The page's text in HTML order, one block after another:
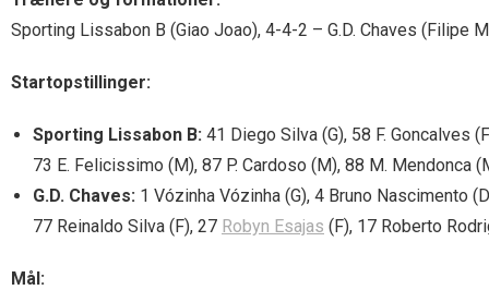
Sporting Lissabon B (Giao Joao), 4-4-2 – G.D. Chaves (Filipe
Startopstillinger:
Sporting Lissabon B: 41 Diego Silva (G), 58 F. Goncalves
73 E. Felicissimo (M), 87 P. Cardoso (M), 88 M. Mendonca
G.D. Chaves: 1 Vózinha Vózinha (G), 4 Bruno Nascimento
77 Reinaldo Silva (F), 27 Robyn Esajas (F), 17 Roberto
Mål: